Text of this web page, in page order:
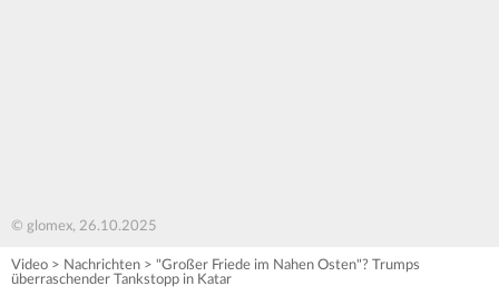
© glomex, 26.10.2025
Video > Nachrichten > "Großer Friede im Nahen Osten"? Trumps
überraschender Tankstopp in Katar